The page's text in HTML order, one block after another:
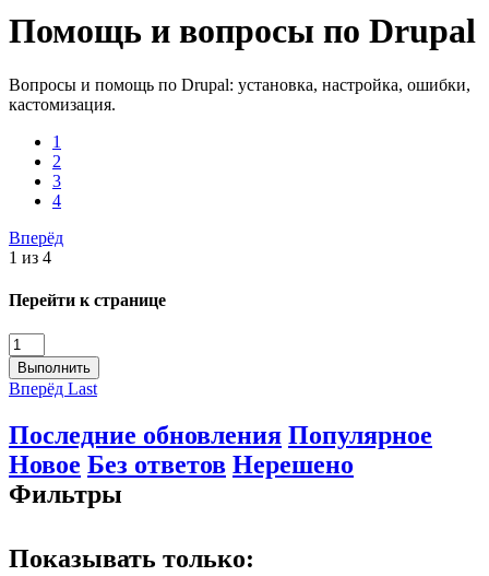
Помощь и вопросы по Drupal
Вопросы и помощь по Drupal: установка, настройка, ошибки,
кастомизация.
1
2
3
4
Вперёд
1 из 4
Перейти к странице
Выполнить
Вперёд Last
Последние обновления Популярное
Новое Без ответов Нерешено
Фильтры
Показывать только: